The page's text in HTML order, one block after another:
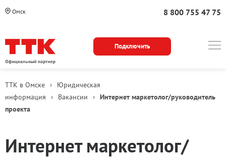
Омск 8 800 755 47 75
Подключить
ТТК в Омске ›
Юридическая
информация
› Вакансии › Интернет маркетолог/руководитель
проекта
Интернет маркетолог/